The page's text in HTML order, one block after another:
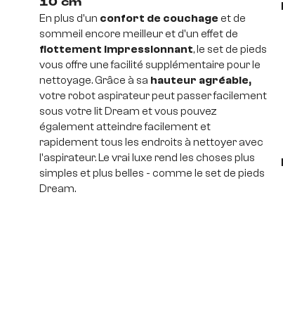
10 cm
En plus d'un confort de couchage et de
sommeil encore meilleur et d'un effet de
flottement impressionnant, le set de pieds
vous offre une facilité supplémentaire pour le
nettoyage. Grâce à sa hauteur agréable,
votre robot aspirateur peut passer facilement
sous votre lit Dream et vous pouvez
également atteindre facilement et
rapidement tous les endroits à nettoyer avec
l'aspirateur. Le vrai luxe rend les choses plus
simples et plus belles - comme le set de pieds
Dream.